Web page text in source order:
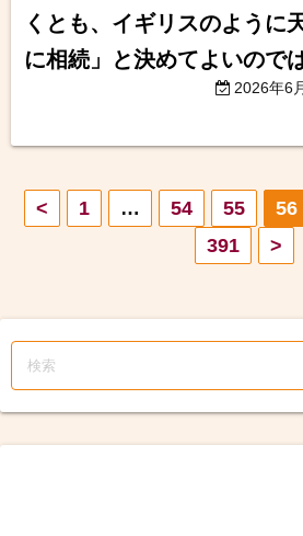
くとも、イギリスのように
に相続」と決めてよいので
2026年6
ペ
ー
ジ
< 1 … 54 55 56
391
>